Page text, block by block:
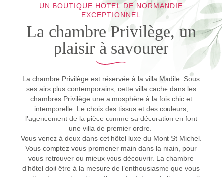
UN BOUTIQUE HOTEL DE NORMANDIE
EXCEPTIONNEL
La chambre Privilège, un
plaisir à savourer
La chambre Privilège est réservée à la villa Madile. Sous
ses airs plus contemporains, cette villa cache dans les
chambres Privilège une atmosphère à la fois chic et
intemporelle. Le choix des tissus et des couleurs,
l’agencement de la pièce comme sa décoration en font
une villa de premier ordre.
Vous venez à deux dans cet hôtel luxe du Mont St Michel.
Vous comptez vous promener main dans la main, pour
vous retrouver ou mieux vous découvrir. La chambre
d’hôtel doit être à la mesure de l’enthousiasme que vous